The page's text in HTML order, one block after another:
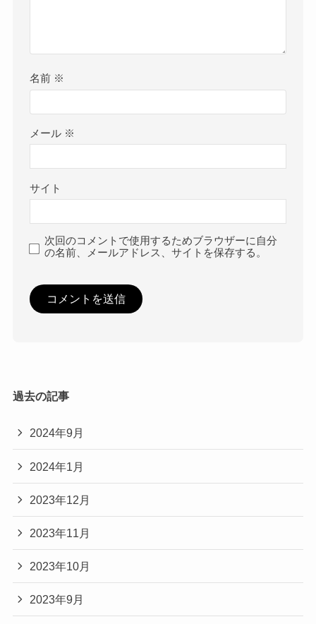
名前 ※
メール ※
サイト
次回のコメントで使用するためブラウザーに自分
の名前、メールアドレス、サイトを保存する。
過去の記事
2024年9月
2024年1月
2023年12月
2023年11月
2023年10月
2023年9月